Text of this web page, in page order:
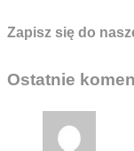
Zapisz się do
Ostatnie